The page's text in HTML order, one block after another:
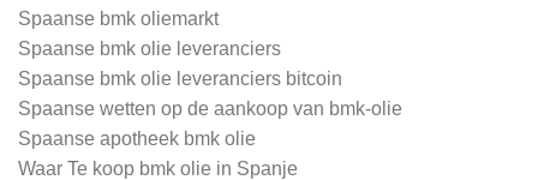
Spaanse bmk oliemarkt
Spaanse bmk olie leveranciers
Spaanse bmk olie leveranciers bitcoin
Spaanse wetten op de aankoop van bmk-olie
Spaanse apotheek bmk olie
Waar Te koop bmk olie in Spanje